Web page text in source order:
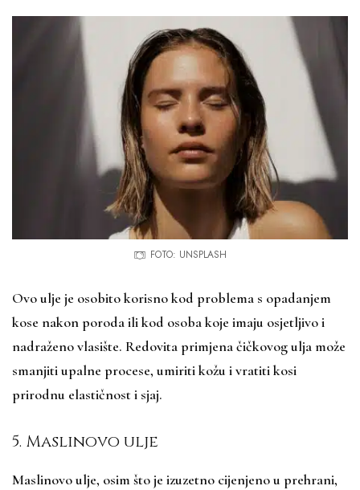
FOTO: UNSPLASH
Ovo ulje je osobito korisno kod problema s opadanjem
kose nakon poroda ili kod osoba koje imaju osjetljivo i
nadraženo vlasište. Redovita primjena čičkovog ulja može
smanjiti upalne procese, umiriti kožu i vratiti kosi
prirodnu elastičnost i sjaj.
5. Maslinovo ulje
Maslinovo ulje, osim što je izuzetno cijenjeno u prehrani,